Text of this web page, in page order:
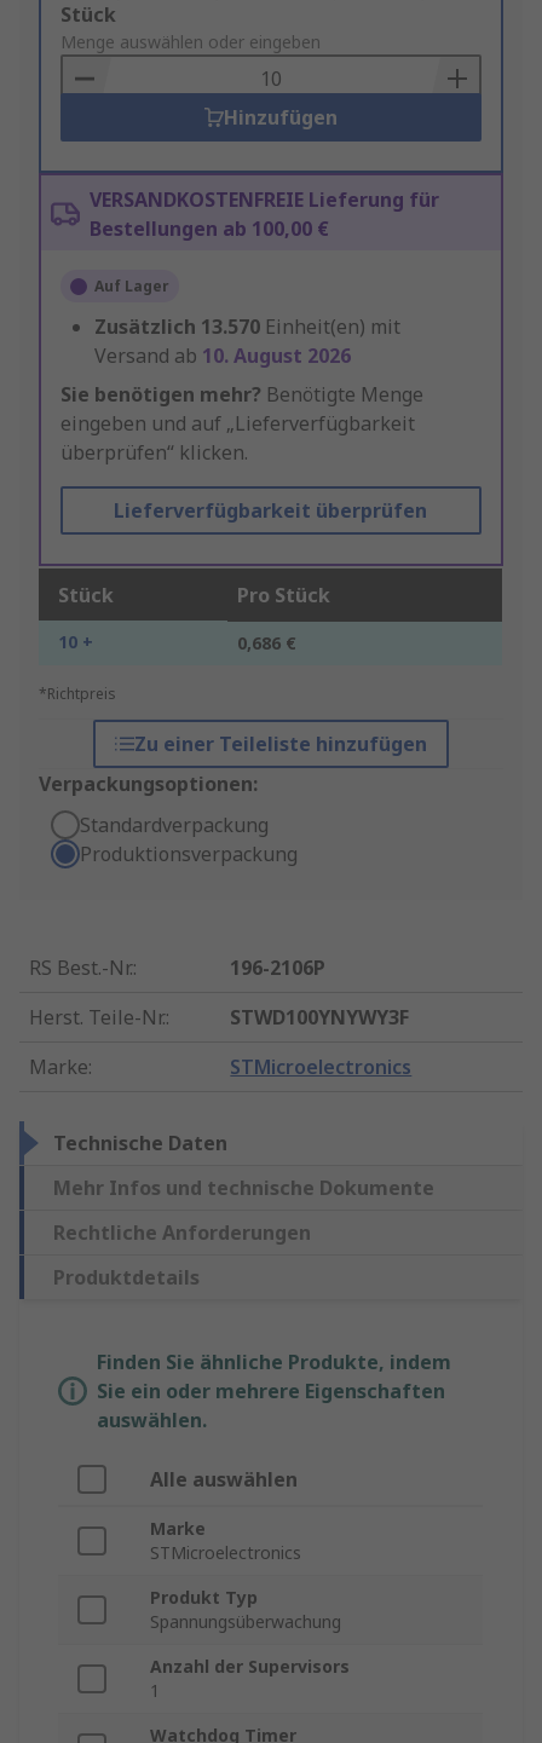
Add
to
Basket
Stück
Menge auswählen oder eingeben
Hinzufügen
VERSANDKOSTENFREIE Lieferung für
Bestellungen ab 100,00 €
Auf Lager
Zusätzlich 13.570 Einheit(en) mit
Versand ab 10. August 2026
Sie benötigen mehr? Benötigte Menge
eingeben und auf „Lieferverfügbarkeit
überprüfen“ klicken.
Lieferverfügbarkeit überprüfen
Stück Pro Stück
10 + 0,686 €
*Richtpreis
Zu einer Teileliste hinzufügen
Verpackungsoptionen:
Standardverpackung
Produktionsverpackung
RS Best.-Nr.:
196-2106P
Herst. Teile-Nr.:
STWD100YNYWY3F
Marke: STMicroelectronics
Technische Daten
Mehr Infos und technische Dokumente
Rechtliche Anforderungen
Produktdetails
Finden Sie ähnliche Produkte, indem
Sie ein oder mehrere Eigenschaften
auswählen.
Alle auswählen
Marke
STMicroelectronics
Produkt Typ
Spannungsüberwachung
Anzahl der Supervisors
1
Watchdog Timer